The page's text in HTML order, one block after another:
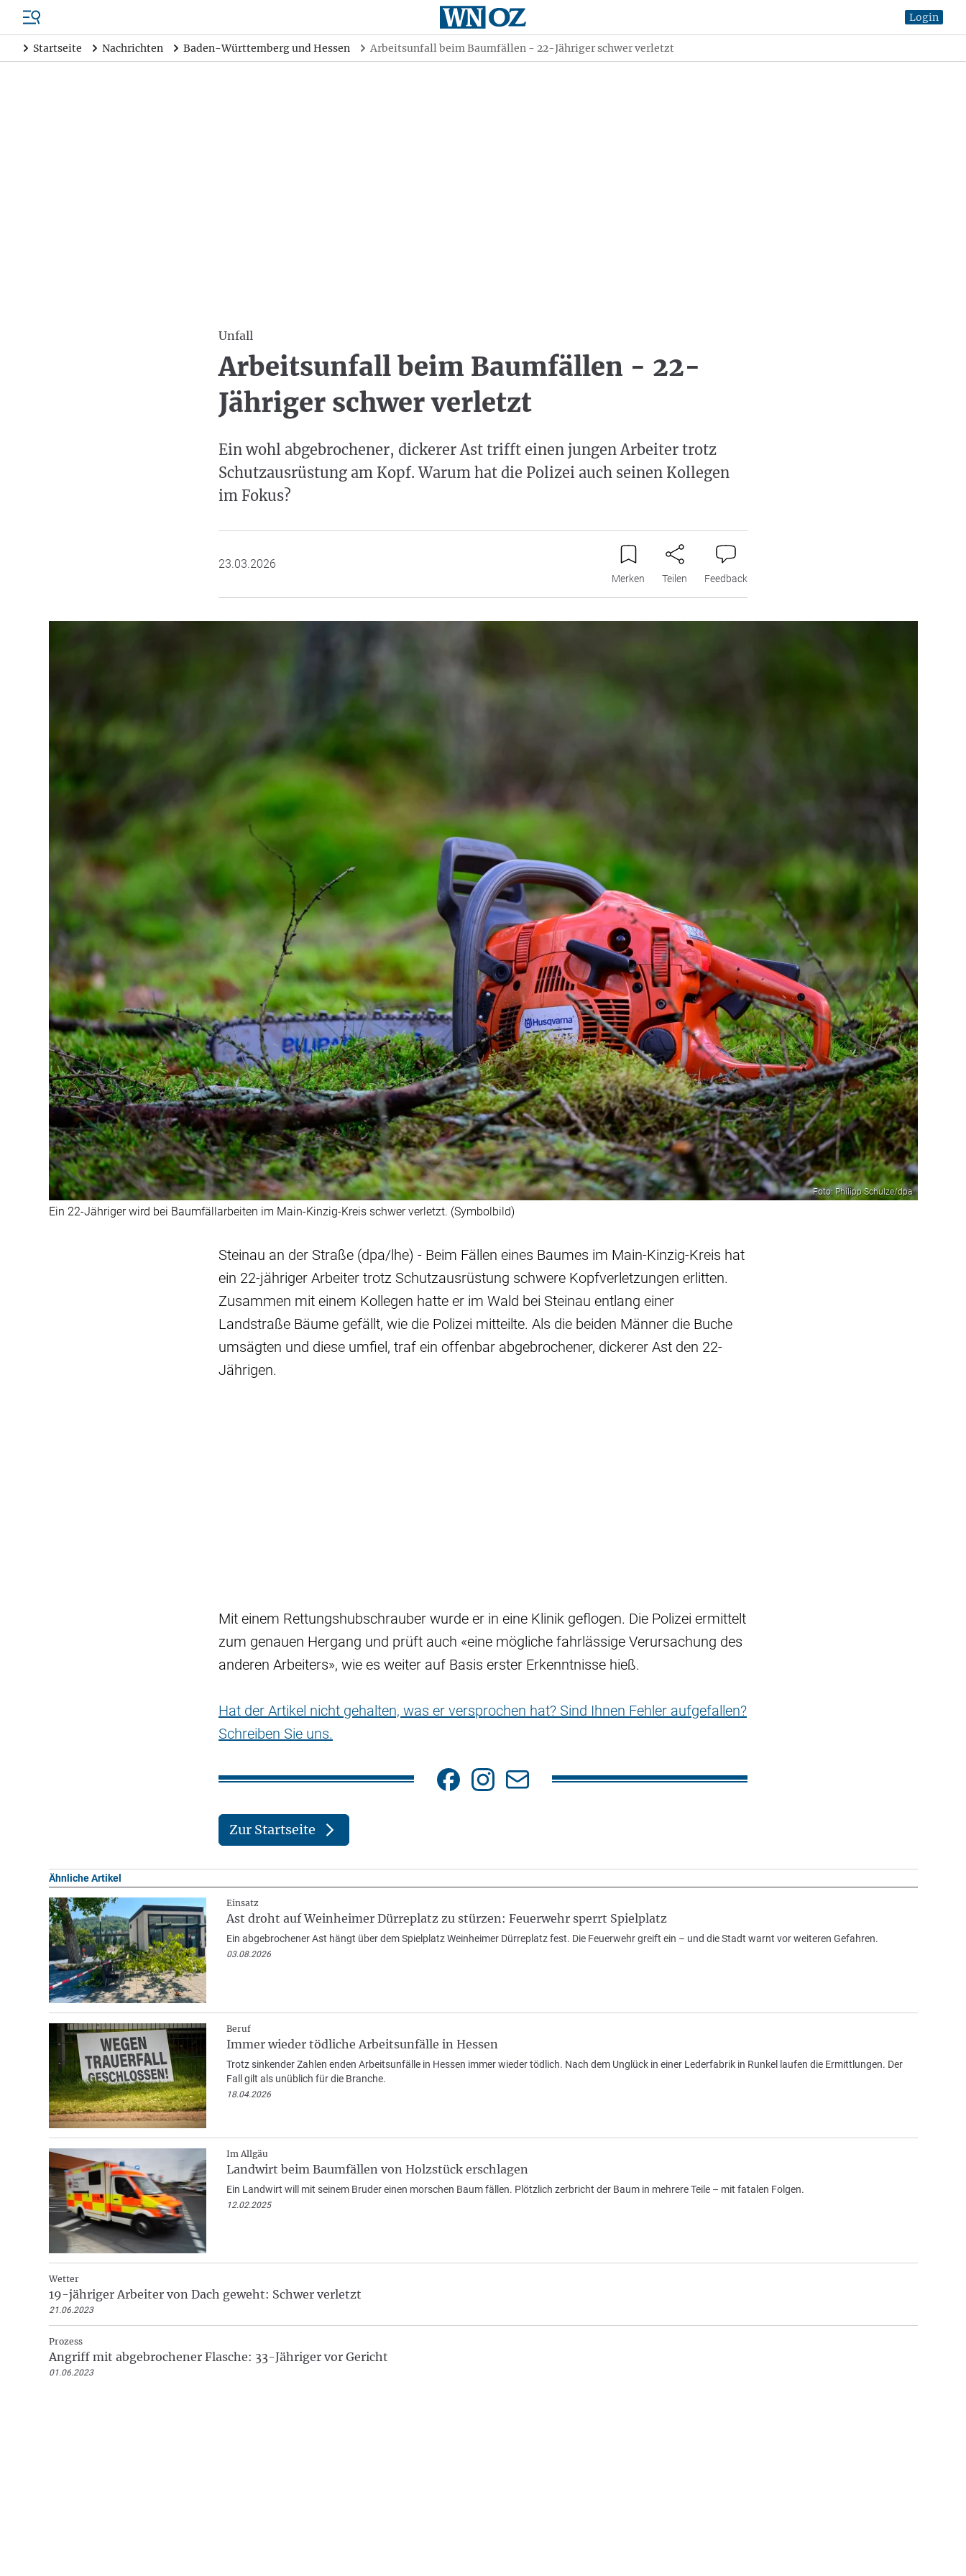
Login
Startseite Nachrichten Baden-Württemberg und Hessen Arbeitsunfall beim Baumfällen - 22-Jähriger schwer verletzt
Unfall
Arbeitsunfall beim Baumfällen - 22-
Jähriger schwer verletzt
Ein wohl abgebrochener, dickerer Ast trifft einen jungen Arbeiter trotz
Schutzausrüstung am Kopf. Warum hat die Polizei auch seinen Kollegen
im Fokus?
23.03.2026
Merken Teilen Feedback
Foto: Philipp Schulze/dpa
Ein 22-Jähriger wird bei Baumfällarbeiten im Main-Kinzig-Kreis schwer verletzt. (Symbolbild)
Steinau an der Straße (dpa/lhe) - Beim Fällen eines Baumes im Main-Kinzig-Kreis hat
ein 22-jähriger Arbeiter trotz Schutzausrüstung schwere Kopfverletzungen erlitten.
Zusammen mit einem Kollegen hatte er im Wald bei Steinau entlang einer
Landstraße Bäume gefällt, wie die Polizei mitteilte. Als die beiden Männer die Buche
umsägten und diese umfiel, traf ein offenbar abgebrochener, dickerer Ast den 22-
Jährigen.
Mit einem Rettungshubschrauber wurde er in eine Klinik geflogen. Die Polizei ermittelt
zum genauen Hergang und prüft auch «eine mögliche fahrlässige Verursachung des
anderen Arbeiters», wie es weiter auf Basis erster Erkenntnisse hieß.
Hat der Artikel nicht gehalten, was er versprochen hat? Sind Ihnen Fehler aufgefallen?
Schreiben Sie uns.
Zur Startseite
Ähnliche Artikel
Einsatz
Ast droht auf Weinheimer Dürreplatz zu stürzen: Feuerwehr sperrt Spielplatz
Ein abgebrochener Ast hängt über dem Spielplatz Weinheimer Dürreplatz fest. Die Feuerwehr greift ein – und die Stadt warnt vor weiteren Gefahren.
03.08.2026
Beruf
Immer wieder tödliche Arbeitsunfälle in Hessen
Trotz sinkender Zahlen enden Arbeitsunfälle in Hessen immer wieder tödlich. Nach dem Unglück in einer Lederfabrik in Runkel laufen die Ermittlungen. Der
Fall gilt als unüblich für die Branche.
18.04.2026
Im Allgäu
Landwirt beim Baumfällen von Holzstück erschlagen
Ein Landwirt will mit seinem Bruder einen morschen Baum fällen. Plötzlich zerbricht der Baum in mehrere Teile – mit fatalen Folgen.
12.02.2025
Wetter
19-jähriger Arbeiter von Dach geweht: Schwer verletzt
21.06.2023
Prozess
Angriff mit abgebrochener Flasche: 33-Jähriger vor Gericht
01.06.2023